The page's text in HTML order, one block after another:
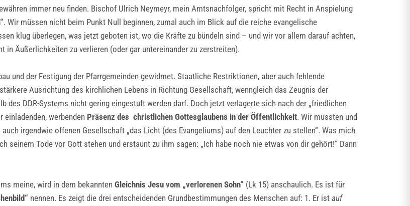
immer neu finden. Bischof Ulrich Neymeyr, mein Amtsnachfolger, spricht mit Recht in Anspielung
. Wir müssen nicht beim Punkt Null beginnen, zumal auch im Blick auf die reiche evangelische
klug überlegen, was jetzt geboten ist, wo die Kräfte zu bündeln sind – und wir vor allem darauf achten,
in Äußerlichkeiten zu verlieren (oder gar untereinander zu zerstreiten).
und der Festigung der Pfarrgemeinden gewidmet. Staatliche Restriktionen, aber auch fehlende
Ausrichtung des kirchlichen Lebens in Richtung Gesellschaft, wenngleich das Zeugnis der
des DDR-Systems nicht gering eingestuft werden darf. Doch jetzt verlagerte sich nach der „friedlichen
werbenden Präsenz des christlichen Gottesglaubens in der Öffentlichkeit. Wir mussten und
irgendwie offenen Gesellschaft „das Licht (des Evangeliums) auf den Leuchter zu stellen“. Was mich
seinem Tode vor Gott stehen und erstaunt zu ihm sagen: „Ich habe noch nie etwas von dir gehört!“ Dann
meine, wird in dem bekannten Gleichnis Jesu vom „verlorenen Sohn“ (Lk 15) anschaulich. Es ist für
nennen. Es zeigt die drei entscheidenden Grundbestimmungen des Menschen auf: 1. Er ist auf